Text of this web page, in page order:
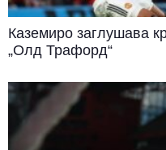
Каземиро заглушава
„Олд Трафорд“